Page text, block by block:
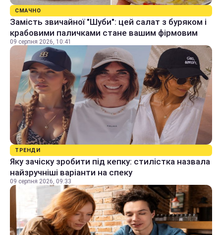
СМАЧНО
Замість звичайної "Шуби": цей салат з буряком і
крабовими паличками стане вашим фірмовим
09 серпня 2026, 10:41
ТРЕНДИ
Яку зачіску зробити під кепку: стилістка назвала
найзручніші варіанти на спеку
09 серпня 2026, 09:33